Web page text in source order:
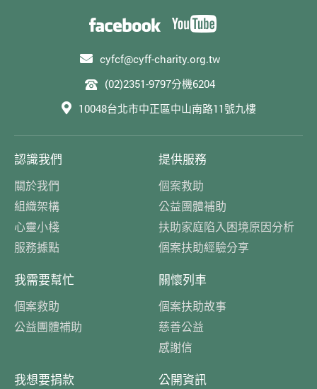
cyfcf@cyff-charity.org.tw
(02)2351-9797分機6204
10048台北市中正區中山南路11號九樓
認識我們
關於我們
組織架構
心靈小棧
服務據點
提供服務
個案救助
公益團體補助
扶助家庭陷入困境原因分析
個案扶助經驗分享
我需要幫忙
個案救助
公益團體補助
關懷列車
個案扶助故事
慈善公益
感謝信
我想要捐款 公開資訊